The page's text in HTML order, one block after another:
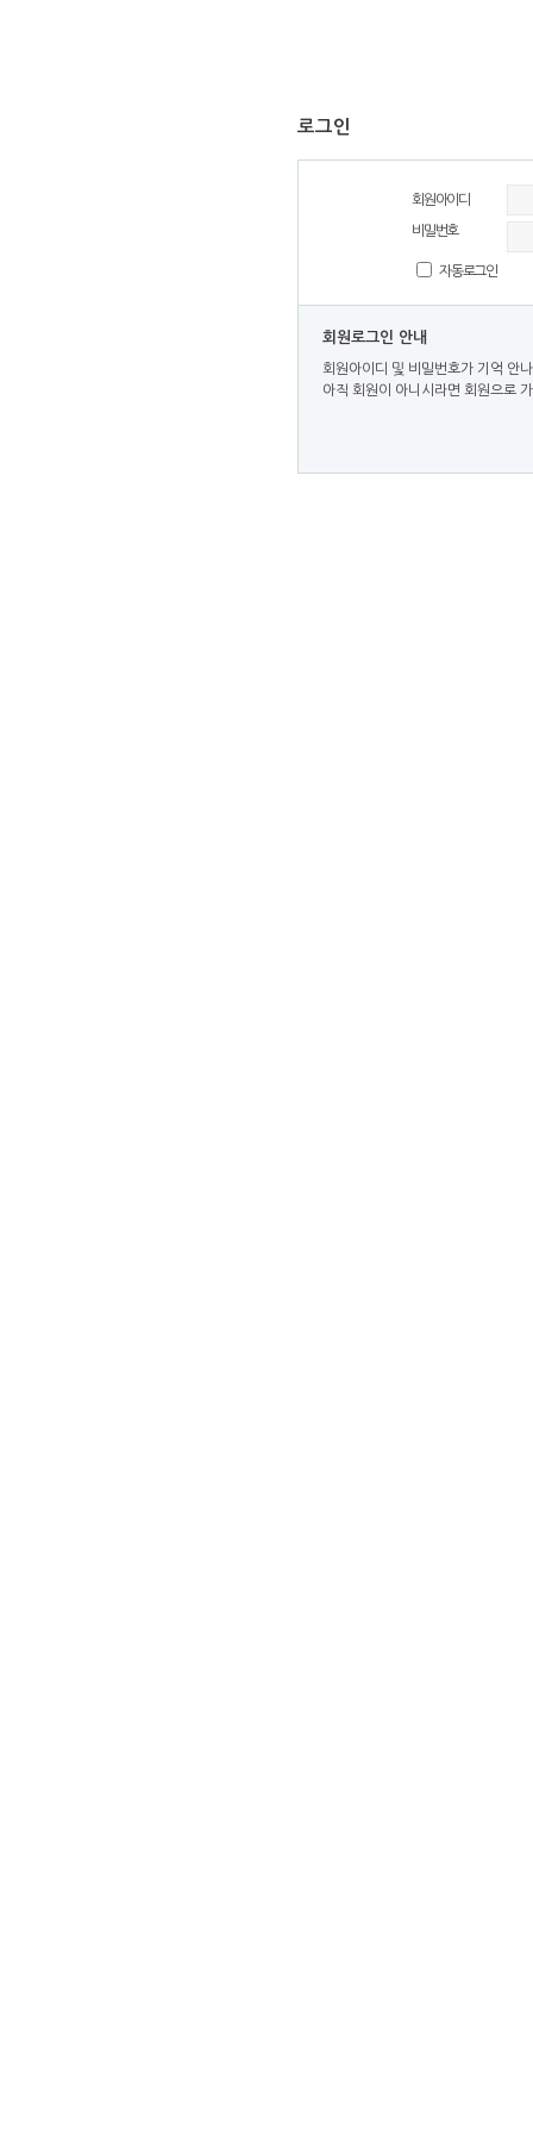
로그인
회원아이디
비밀번호
자동로그인
회원로그인 안내
회원아이디 및 비밀번호가 기억 안
아직 회원이 아니시라면 회원으로